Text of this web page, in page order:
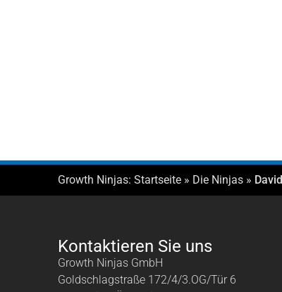
Growth Ninjas: Startseite » Die Ninjas »
Kontaktieren Sie uns
Growth Ninjas GmbH
Goldschlagstraße 172/4/3.OG/Tür 6